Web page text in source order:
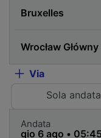
Via
Sola andata
Andata